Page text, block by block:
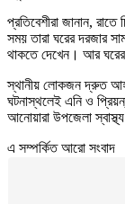
প্রতিবেশীরা জানান,
সময় তারা ঘরের দরজার
থাকতে দেখেন। আর ঘরের
স্থানীয় লোকজন দ্রুত
ঘটনাস্থলেই এনি ও
আনোয়ারা উপজেলা
এ সম্পর্কিত আরো সংবাদ